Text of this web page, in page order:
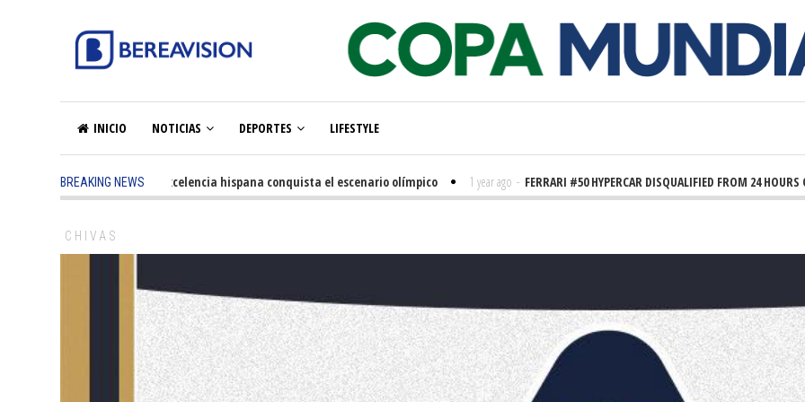
INICIO NOTICIAS DEPORTES LIFESTYLE
BREAKING NEWS
5 months ago - La excelencia hispana conquista el escenario olímpico 1 year ago - FERRARI #50 HYPERCAR DISQUALIFIED FROM 24 HOURS OF
CHIVAS